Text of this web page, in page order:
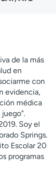
de la más
en
con
evidencia,
médica
juego".
Soy el
Springs.
Escolar 20
programas